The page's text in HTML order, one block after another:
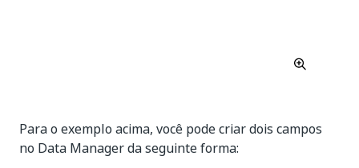
Para o exemplo acima, você pode criar dois campos
no Data Manager da seguinte forma: